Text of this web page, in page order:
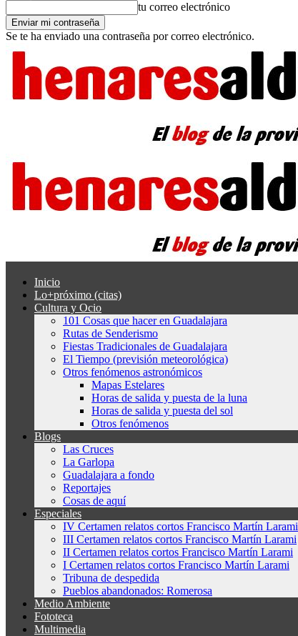
tu correo electrónico
Se te ha enviado una contraseña por correo electrónico.
Inicio
Lo+próximo (citas)
Cultura y Ocio
101 Cosas que hacer en Guadalajara
Rutas de Senderismo
Fiestas Tradicionales de Guadalajara
El Tiempo (previsión meteorológica)
Otros fenómenos astronómicos
Mapas Estelares
Horas de salida y puesta de la luna
Horas de salida y puesta del sol
Otros fenómenos
Blogs
Las Cruces
La Garlopa
Guadalajara a fondo
Reportajes
Cosas de aquí
Especiales
IV Certamen relatos cortos Francisco Martín Larami
III Certamen relatos cortos Francisco Martín Larami
II Certamen relatos cortos Francisco Martín Larami
I Certamen relatos cortos Francisco Martín Larami
Tribuna de despedida
Pueblos abandonados: Romerosa
Medio Ambiente
Fototeca
Multimedia